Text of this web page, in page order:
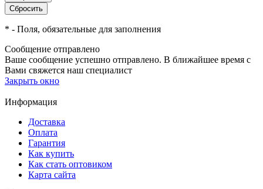
* - Поля, обязательные для заполнения
Сообщение отправлено
Ваше сообщение успешно отправлено. В ближайшее время с
Вами свяжется наш специалист
Закрыть окно
Информация
Доставка
Оплата
Гарантия
Как купить
Как стать оптовиком
Карта сайта